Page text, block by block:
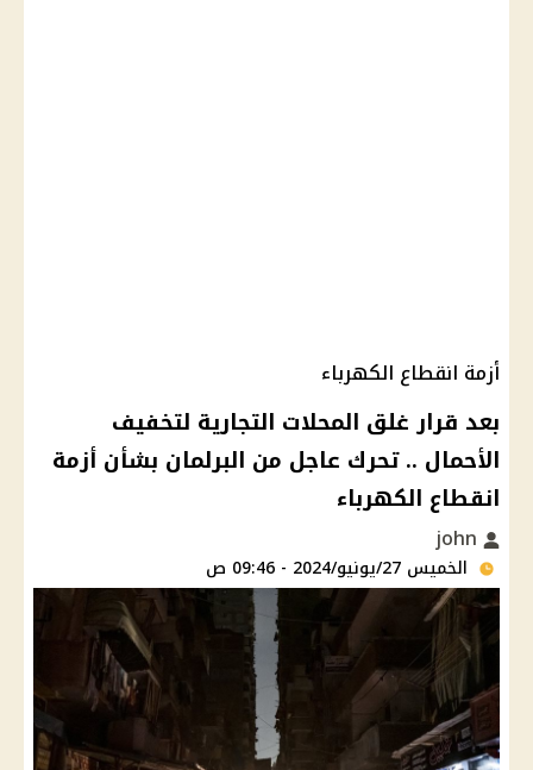
أزمة انقطاع الكهرباء
بعد قرار غلق المحلات التجارية لتخفيف
الأحمال .. تحرك عاجل من البرلمان بشأن أزمة
انقطاع الكهرباء
الخميس 27/يونيو/2024 - 09:46 ص